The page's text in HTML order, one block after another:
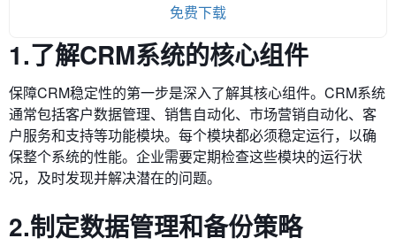
免费下载
1.了解CRM系统的核心组件
保障CRM稳定性的第一步是深入了解其核心组件。CRM系统
通常包括客户数据管理、销售自动化、市场营销自动化、客
户服务和支持等功能模块。每个模块都必须稳定运行，以确
保整个系统的性能。企业需要定期检查这些模块的运行状
况，及时发现并解决潜在的问题。
2.制定数据管理和备份策略